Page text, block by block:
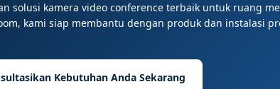
solusi kamera video conference terbaik untuk ruang
kami siap membantu dengan produk dan instalasi
Kebutuhan Anda Sekarang